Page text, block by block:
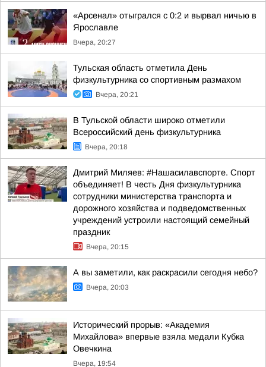
«Арсенал» отыгрался с 0:2 и вырвал ничью в
Ярославле
Вчера, 20:27
Тульская область отметила День
физкультурника со спортивным размахом
Вчера, 20:21
В Тульской области широко отметили
Всероссийский день физкультурника
Вчера, 20:18
Дмитрий Миляев: #Нашасилавспорте. Спорт
объединяет! В честь Дня физкультурника
сотрудники министерства транспорта и
дорожного хозяйства и подведомственных
учреждений устроили настоящий семейный
праздник
Вчера, 20:15
А вы заметили, как раскрасили сегодня небо?
Вчера, 20:03
Исторический прорыв: «Академия
Михайлова» впервые взяла медали Кубка
Овечкина
Вчера, 19:54